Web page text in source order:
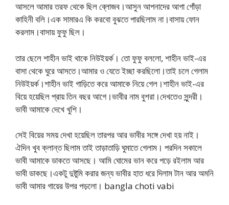
আসলে আমার তরফ থেকে ছিল ব্লোজব।আসুন আপনাদের আগা গোঁড়া
কাহিনী বলি।এক সামারএ কি করবো বুঝতে পারছিলাম না।বাসায় ফোন
করলাম।বাসায় ফুফু ছিল।
তার ছেলে শাহীন ভাই থাকে নিউইয়র্ক। তো ফুফু বললো, শাহীন ভাই-এর
বাসা থেকে ঘুরে আসতে।আমার ও যেতে ইচ্ছা করছিলো।তাই চলে গেলাম
নিউইয়র্ক।শাহীন ভাই গাড়িতে করে আমাকে নিয়ে গেল।শাহীন ভাই-এর
বিয়ে হয়েছিল প্রায় তিন বছর আগে।ভাবীর নাম বুশরা।দেখতেও সুন্দরী।
ভাবী আমাকে দেখে খুশি।
সেই বিয়ের সময় দেখা হয়েছিল তারপর আর ভাবীর সঙ্গে দেখা হয় নাই।
ঐদিন খুব ক্লান্ত ছিলাম তাই তাড়াতাড়ি ঘুমাতে গেলাম। পরদিন সকালে
ভাবী আমাকে ডাকতে আসছে। আমি ঘোমের ভান করে পড়ে রইলাম আর
ভাবী ডাকছে।একটু দুষ্টুমি করার জন্য ভাবীর হাত ধরে দিলাম টান আর অমনি
ভাবী আমার গায়ের উপর পড়লো। bangla choti vabi